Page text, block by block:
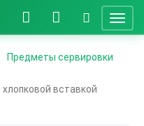
Предметы сервировки
вставкой